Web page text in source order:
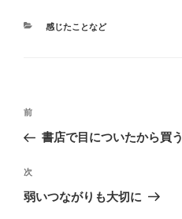
カ
感じたことなど
投
ナ
ビ
ゲ
前
の
稿
前
書店で目についたから買う
次
の
次
弱いつながりも大切に